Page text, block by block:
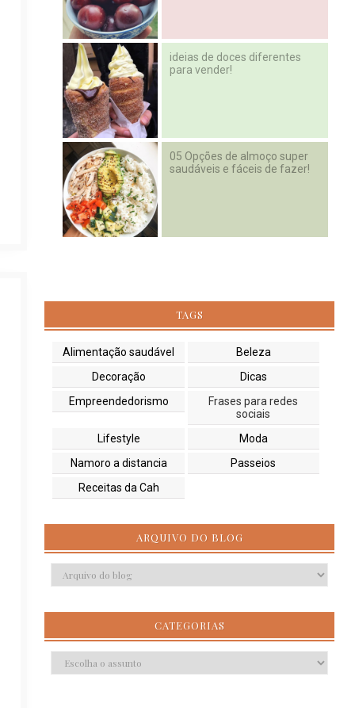
ideias de doces diferentes
para vender!
05 Opções de almoço super
saudáveis e fáceis de fazer!
TAGS
Alimentação saudável
Beleza
Decoração
Dicas
Empreendedorismo
Frases para redes
sociais
Lifestyle
Moda
Namoro a distancia
Passeios
Receitas da Cah
ARQUIVO DO BLOG
CATEGORIAS